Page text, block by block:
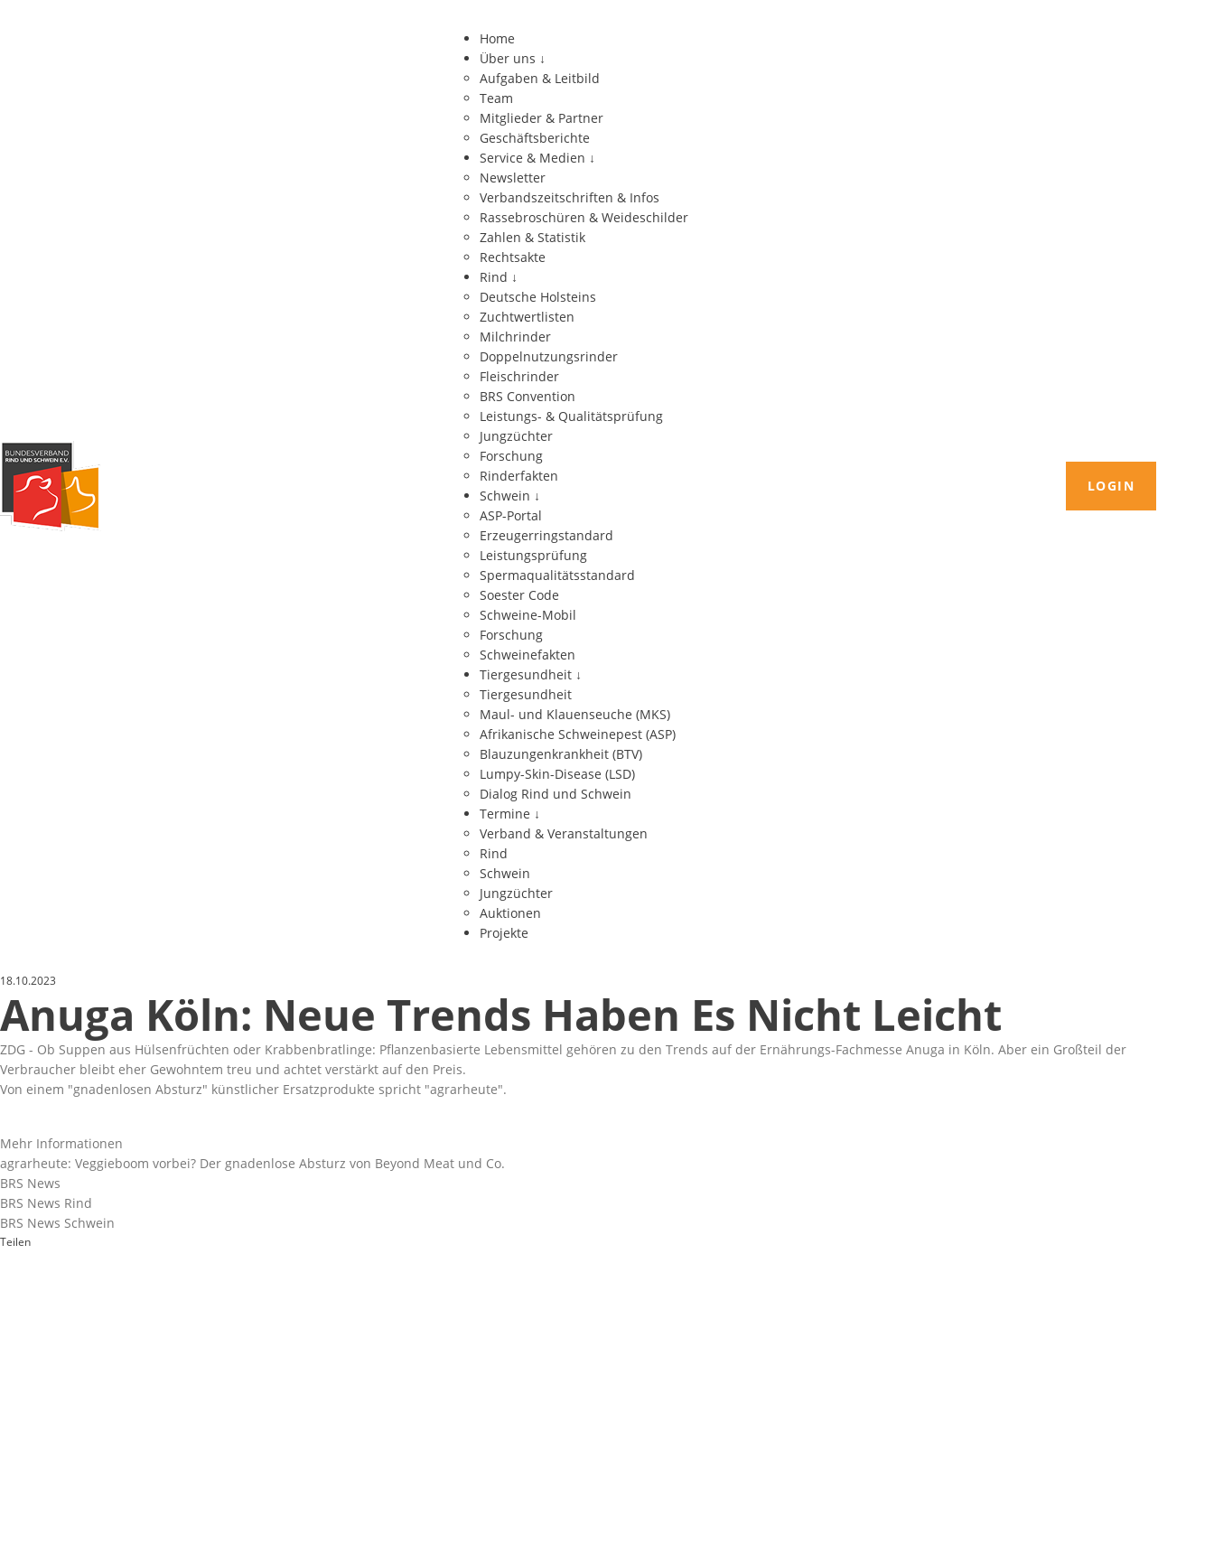
Home
Über uns ↓
Aufgaben & Leitbild
Team
Mitglieder & Partner
Geschäftsberichte
Service & Medien ↓
Newsletter
Verbandszeitschriften & Infos
Rassebroschüren & Weideschilder
Zahlen & Statistik
Rechtsakte
Rind ↓
Deutsche Holsteins
Zuchtwertlisten
Milchrinder
Doppelnutzungsrinder
Fleischrinder
BRS Convention
Leistungs- & Qualitätsprüfung
Jungzüchter
Forschung
Rinderfakten
Schwein ↓
ASP-Portal
Erzeugerringstandard
Leistungsprüfung
Spermaqualitätsstandard
Soester Code
Schweine-Mobil
Forschung
Schweinefakten
Tiergesundheit ↓
Tiergesundheit
Maul- und Klauenseuche (MKS)
Afrikanische Schweinepest (ASP)
Blauzungenkrankheit (BTV)
Lumpy-Skin-Disease (LSD)
Dialog Rind und Schwein
Termine ↓
Verband & Veranstaltungen
Rind
Schwein
Jungzüchter
Auktionen
Projekte
LOGIN
18.10.2023
Anuga Köln: Neue Trends Haben Es Nicht Leicht
ZDG - Ob Suppen aus Hülsenfrüchten oder Krabbenbratlinge: Pflanzenbasierte Lebensmittel gehören zu den Trends auf der Ernährungs-Fachmesse Anuga in Köln. Aber ein Großteil der
Verbraucher bleibt eher Gewohntem treu und achtet verstärkt auf den Preis.
Von einem gnadenlosen Absturz künstlicher Ersatzprodukte spricht "agrarheute".
Mehr Informationen
agrarheute: Veggieboom vorbei? Der gnadenlose Absturz von Beyond Meat und Co.
BRS News
BRS News Rind
BRS News Schwein
Teilen